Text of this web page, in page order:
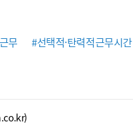
무 #선택적·탄력적근무시간